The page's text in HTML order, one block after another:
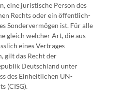
eine juristische Person des
Rechts oder ein öffentlich-
Sondervermögen ist. Für alle
gleich welcher Art, die aus
eines Vertrages
gilt das Recht der
Deutschland unter
des Einheitlichen UN-
(CISG).